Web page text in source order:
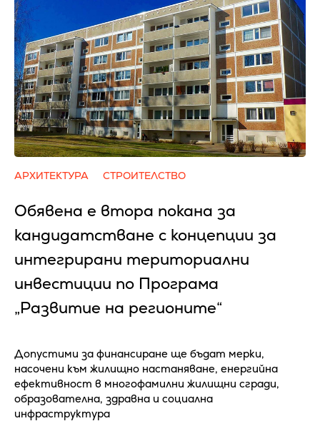
АРХИТЕКТУРА СТРОИТЕЛСТВО
Обявена е втора покана за
кандидатстване с концепции за
интегрирани териториални
инвестиции по Програма
„Развитие на регионите“
Допустими за финансиране ще бъдат мерки,
насочени към жилищно настаняване, енергийна
ефективност в многофамилни жилищни сгради,
образователна, здравна и социална
инфраструктура